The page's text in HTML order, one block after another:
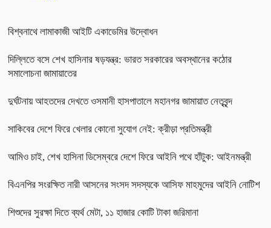
বিশ্বনাথে লামাকাজী আইটি একাডেমির উদ্বোধন
দিল্লিতে বসে শেখ হাসিনার ষড়যন্ত্র: ভারত সরকারের অবস্থানের কঠোর
সমালোচনা জামায়াতের
দুর্ঘটনায় আহতদের দেখতে ওসমানী হাসপাতালে মহানগর জামায়াত নেতৃবৃন্দ
সাকিবের দেশে ফিরে খেলার কোনো সুযোগ নেই: ক্রীড়া প্রতিমন্ত্রী
আমিও চাই, শেখ হাসিনা ডিসেম্বরে দেশে ফিরে আইনি পথে হাঁটুক: আইনমন্ত্রী
বিএনপির সংরক্ষিত নারী আসনের সংসদ সদস্যকে আসিফ মাহমুদের আইনি নোটিশ
শিশুদের সুরক্ষা দিতে ব্যর্থ মেটা, ১১ হাজার কোটি টাকা জরিমানা